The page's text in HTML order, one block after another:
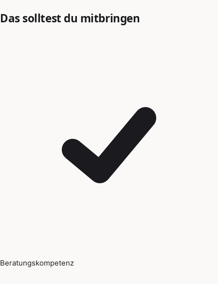
Das solltest du mitbringen
Beratungskompetenz